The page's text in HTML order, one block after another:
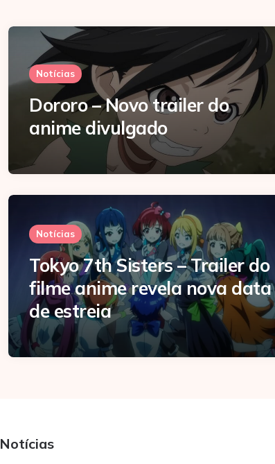
Notícias
Dororo – Novo trailer do
anime divulgado
Notícias
Tokyo 7th Sisters – Trailer do
filme anime revela nova data
de estreia
Notícias